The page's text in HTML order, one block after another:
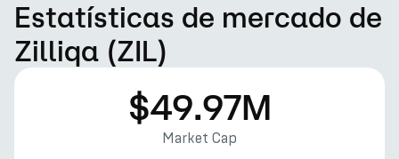
Estatísticas de mercado de
Zilliqa (ZIL)
$49.97M
Market Cap